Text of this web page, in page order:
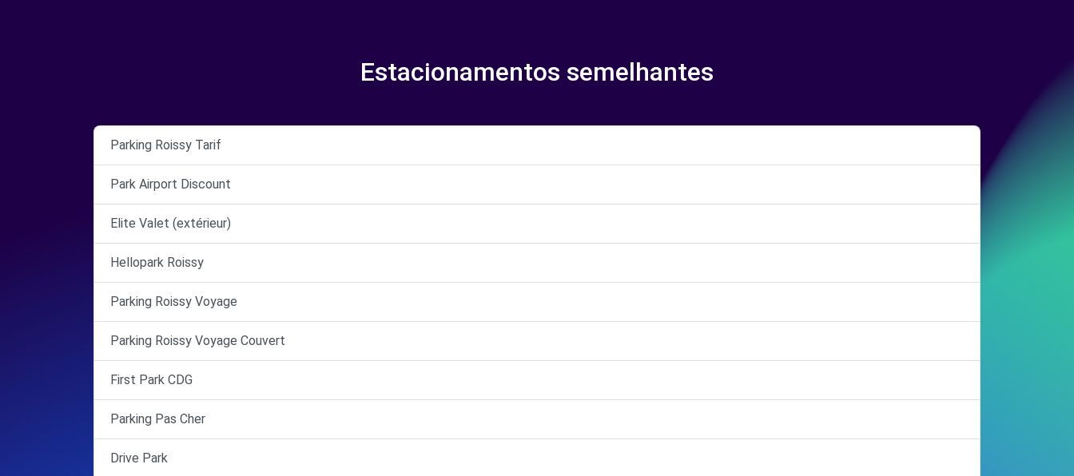
Estacionamentos semelhantes
Parking Roissy Tarif
Park Airport Discount
Elite Valet (extérieur)
Hellopark Roissy
Parking Roissy Voyage
Parking Roissy Voyage Couvert
First Park CDG
Parking Pas Cher
Drive Park